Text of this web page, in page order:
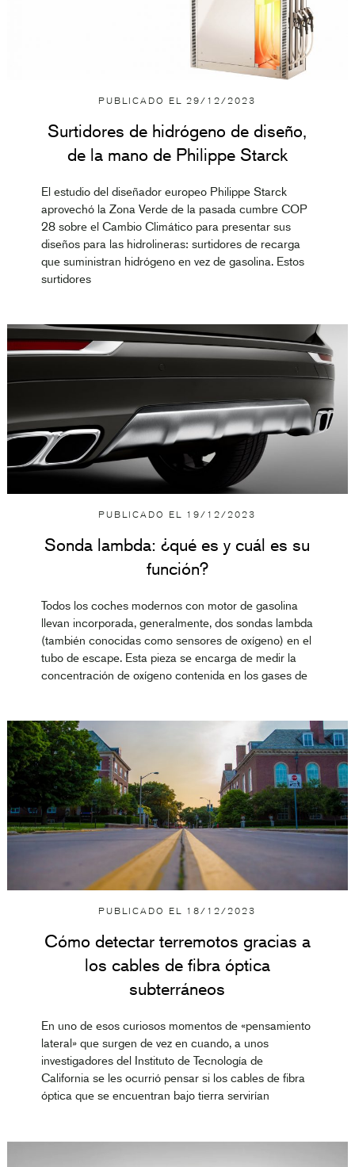
PUBLICADO EL29/12/2023
Surtidores de hidrógeno de diseño,
de la mano de Philippe Starck
El estudio del diseñador europeo Philippe Starck
aprovechó la Zona Verde de la pasada cumbre COP
28 sobre el Cambio Climático para presentar sus
diseños para las hidrolineras: surtidores de recarga
que suministran hidrógeno en vez de gasolina. Estos
surtidores
PUBLICADO EL 19/12/2023
Sonda lambda: ¿qué es y cuál es su
función?
Todos los coches modernos con motor de gasolina
llevan incorporada, generalmente, dos sondas lambda
(también conocidas como sensores de oxígeno) en el
tubo de escape. Esta pieza se encarga de medir la
concentración de oxígeno contenida en los gases de
PUBLICADO EL 18/12/2023
Cómo detectar terremotos gracias a
los cables de fibra óptica
subterráneos
En uno de esos curiosos momentos de «pensamiento
lateral» que surgen de vez en cuando, a unos
investigadores del Instituto de Tecnología de
California se les ocurrió pensar si los cables de fibra
óptica que se encuentran bajo tierra servirían